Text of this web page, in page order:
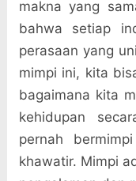
makna yang
bahwa setiap
perasaan yang
mimpi ini, kita
bagaimana kita
kehidupan
pernah
khawatir. Mimpi